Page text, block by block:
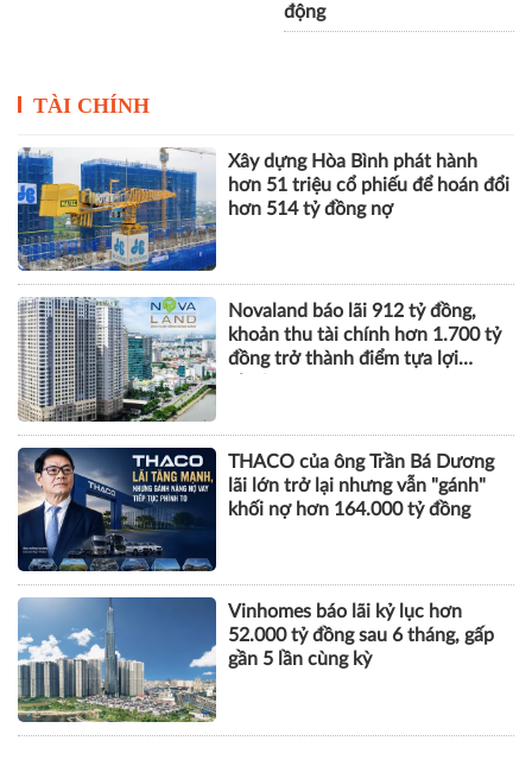
động
TÀI CHÍNH
Xây dựng Hòa Bình phát hành
hơn 51 triệu cổ phiếu để hoán đổi
hơn 514 tỷ đồng nợ
Novaland báo lãi 912 tỷ đồng,
khoản thu tài chính hơn 1.700 tỷ
đồng trở thành điểm tựa lợi
THACO của ông Trần Bá Dương
lãi lớn trở lại nhưng vẫn "gánh"
khối nợ hơn 164.000 tỷ đồng
Vinhomes báo lãi kỷ lục hơn
52.000 tỷ đồng sau 6 tháng, gấp
gần 5 lần cùng kỳ